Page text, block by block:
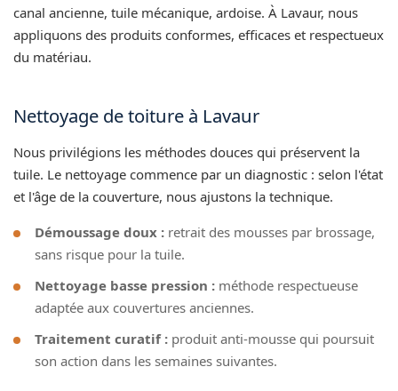
canal ancienne, tuile mécanique, ardoise. À Lavaur, nous
appliquons des produits conformes, efficaces et respectueux
du matériau.
Nettoyage de toiture à Lavaur
Nous privilégions les méthodes douces qui préservent la
tuile. Le nettoyage commence par un diagnostic : selon l'état
et l'âge de la couverture, nous ajustons la technique.
Démoussage doux : retrait des mousses par brossage,
sans risque pour la tuile.
Nettoyage basse pression : méthode respectueuse
adaptée aux couvertures anciennes.
Traitement curatif : produit anti-mousse qui poursuit
son action dans les semaines suivantes.